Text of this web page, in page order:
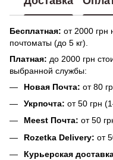
Бесплатная: от 2000 грн
почтоматы (до 5 кг).
Платная: до 2000 грн
выбранной службы:
Новая Почта: от 80
Укрпочта: от 50 грн
Meest Почта: от 50
Rozetka Delivery: от
Курьерская